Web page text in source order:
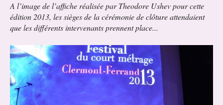
A l’image de l’affiche réalisée par Theodore Ushev pour cette
édition 2013, les sièges de la cérémonie de clôture attendaient
que les différents intervenants prennent place...